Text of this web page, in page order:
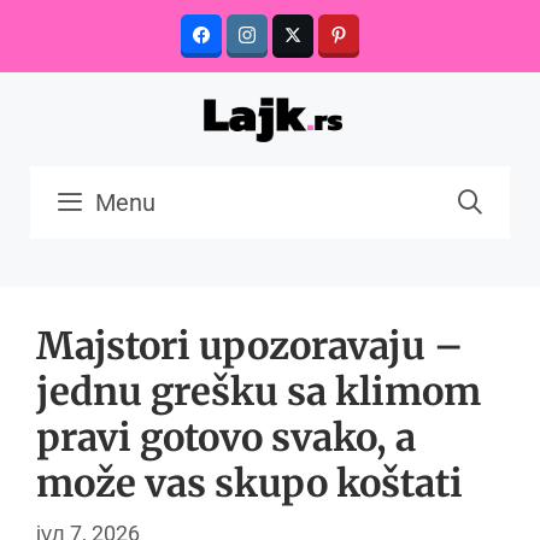
content
Menu
Majstori upozoravaju –
jednu grešku sa klimom
pravi gotovo svako, a
može vas skupo koštati
јул 7, 2026